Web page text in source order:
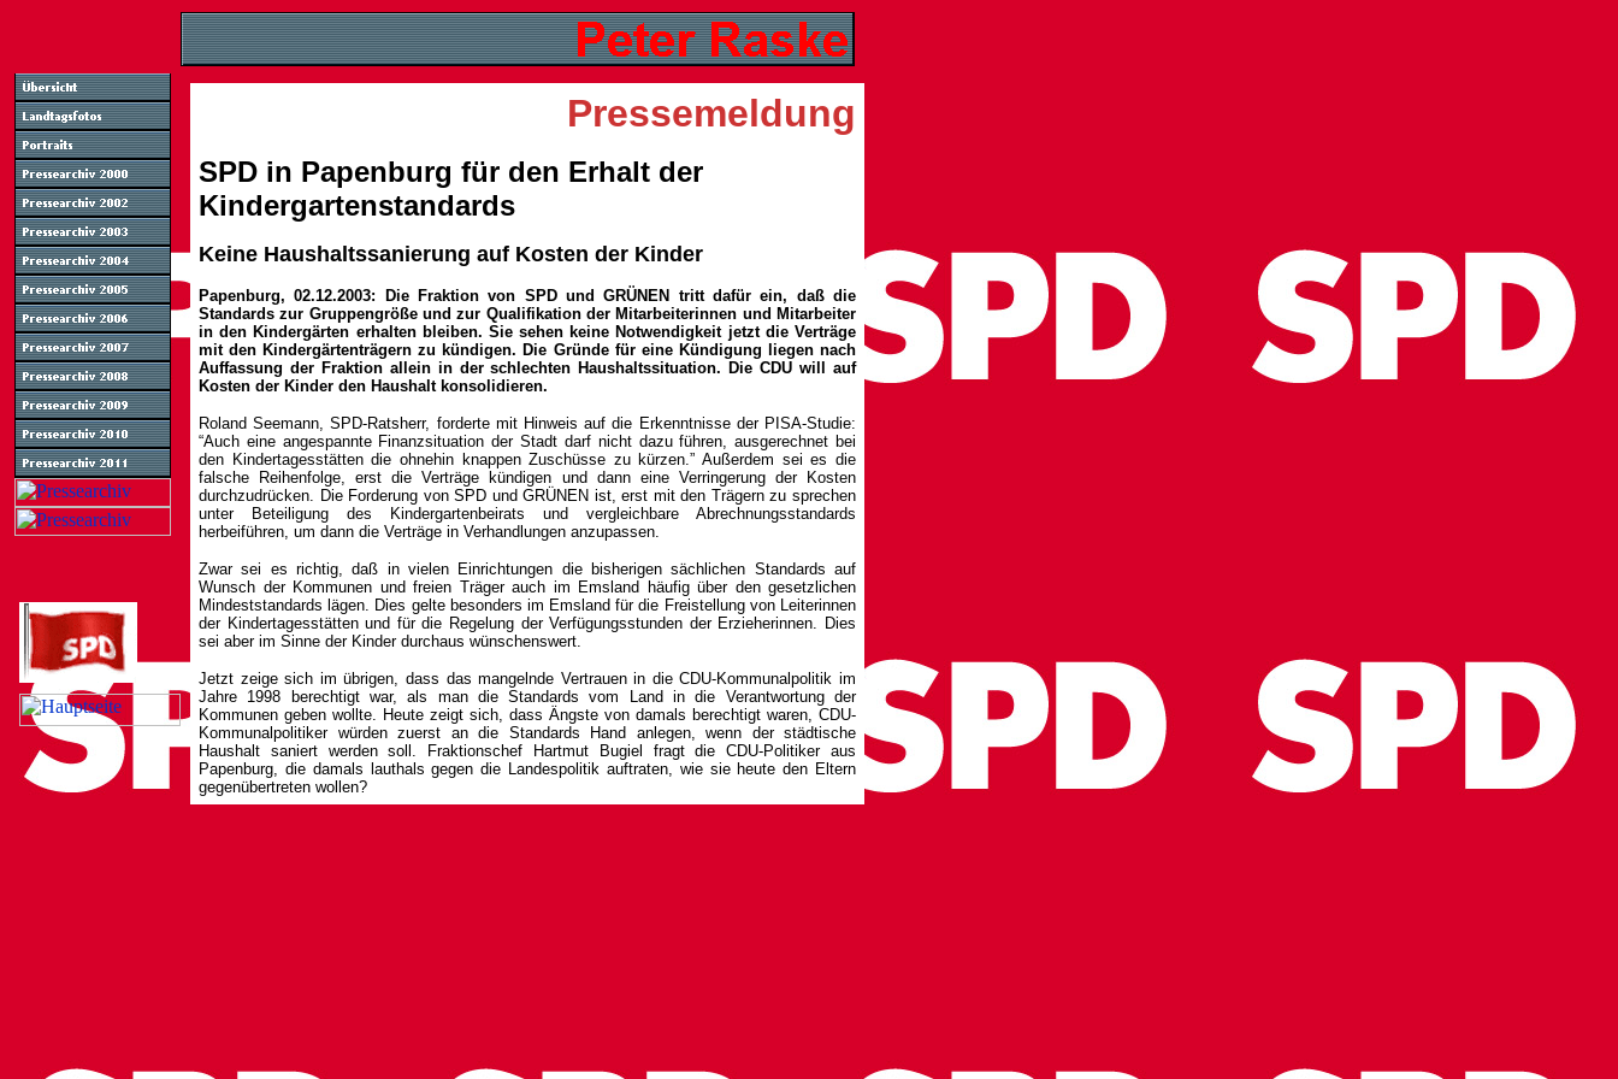
Pressemeldung
SPD in Papenburg für den Erhalt der
Kindergartenstandards
Keine Haushaltssanierung auf Kosten der Kinder
Papenburg, 02.12.2003: Die Fraktion von SPD und GRÜNEN tritt dafür ein, daß die
Standards zur Gruppengröße und zur Qualifikation der Mitarbeiterinnen und Mitarbeiter
in den Kindergärten erhalten bleiben. Sie sehen keine Notwendigkeit jetzt die Verträge
mit den Kindergärtenträgern zu kündigen. Die Gründe für eine Kündigung liegen nach
Auffassung der Fraktion allein in der schlechten Haushaltssituation. Die CDU will auf
Kosten der Kinder den Haushalt konsolidieren.
Roland Seemann, SPD-Ratsherr, forderte mit Hinweis auf die Erkenntnisse der PISA-Studie:
“Auch eine angespannte Finanzsituation der Stadt darf nicht dazu führen, ausgerechnet bei
den Kindertagesstätten die ohnehin knappen Zuschüsse zu kürzen.” Außerdem sei es die
falsche Reihenfolge, erst die Verträge kündigen und dann eine Verringerung der Kosten
durchzudrücken. Die Forderung von SPD und GRÜNEN ist, erst mit den Trägern zu sprechen
unter Beteiligung des Kindergartenbeirats und vergleichbare Abrechnungsstandards
herbeiführen, um dann die Verträge in Verhandlungen anzupassen.
Zwar sei es richtig, daß in vielen Einrichtungen die bisherigen sächlichen Standards auf
Wunsch der Kommunen und freien Träger auch im Emsland häufig über den gesetzlichen
Mindeststandards lägen. Dies gelte besonders im Emsland für die Freistellung von Leiterinnen
der Kindertagesstätten und für die Regelung der Verfügungsstunden der Erzieherinnen. Dies
sei aber im Sinne der Kinder durchaus wünschenswert.
Jetzt zeige sich im übrigen, dass das mangelnde Vertrauen in die CDU-Kommunalpolitik im
Jahre 1998 berechtigt war, als man die Standards vom Land in die Verantwortung der
Kommunen geben wollte. Heute zeigt sich, dass Ängste von damals berechtigt waren, CDU-
Kommunalpolitiker würden zuerst an die Standards Hand anlegen, wenn der städtische
Haushalt saniert werden soll. Fraktionschef Hartmut Bugiel fragt die CDU-Politiker aus
Papenburg, die damals lauthals gegen die Landespolitik auftraten, wie sie heute den Eltern
gegenübertreten wollen?